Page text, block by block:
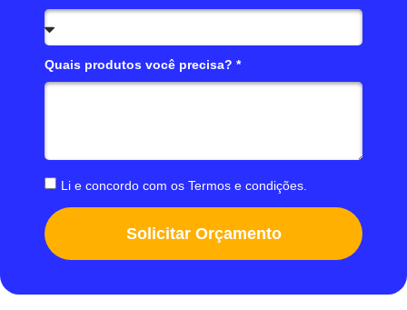
Quais produtos você precisa? *
Li e concordo com os Termos e condições.
Solicitar Orçamento